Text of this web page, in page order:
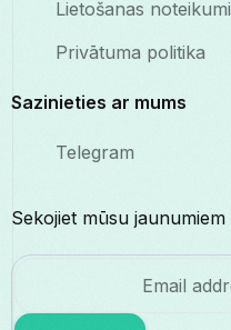
Lietošanas noteikumi
Privātuma politika
Sazinieties ar mums
Telegram
Sekojiet mūsu jaunumiem